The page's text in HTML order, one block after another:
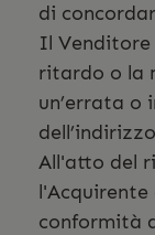
di
Il Venditore
ritardo o la
un’errata o
All'atto del
conformità